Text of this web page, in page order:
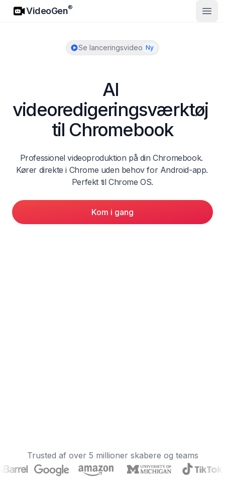
VideoGen
VideoGen®
Åbn
Se lanceringsvideo Ny
AI
videoredigeringsværktøj
til Chromebook
Professionel videoproduktion på din Chromebook.
Kører direkte i Chrome uden behov for Android-app.
Perfekt til Chrome OS.
Kom i gang
Trusted af over 5 millioner skabere og teams